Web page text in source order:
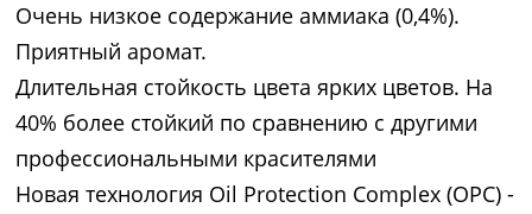
Очень низкое содержание аммиака (0,4%).
Приятный аромат.
Длительная стойкость цвета ярких цветов. На
40% более стойкий по сравнению с другими
профессиональными красителями
Новая технология Oil Protection Complex (OPC) -